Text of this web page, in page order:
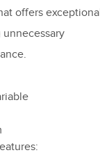
offers